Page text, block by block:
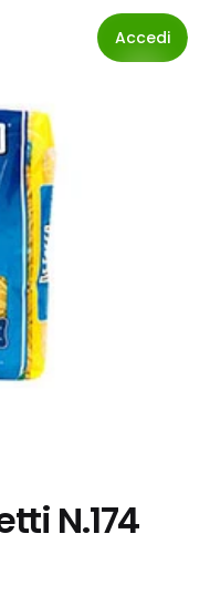
Accedi
N.174